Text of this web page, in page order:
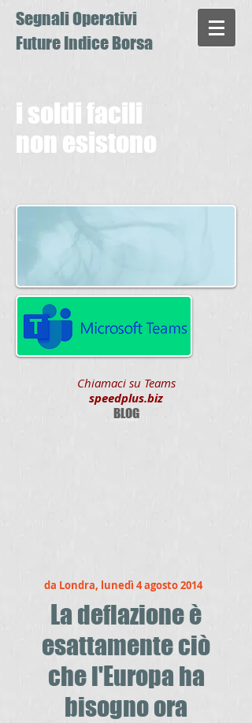
Segnali Operativi
Future Indice Borsa
i soldi facili
non esistono
Chiamaci su Teams
speedplus.biz
BLOG
da Londra, lunedì 4 agosto 2014
La deflazione è
esattamente ciò
che l'Europa ha
bisogno ora